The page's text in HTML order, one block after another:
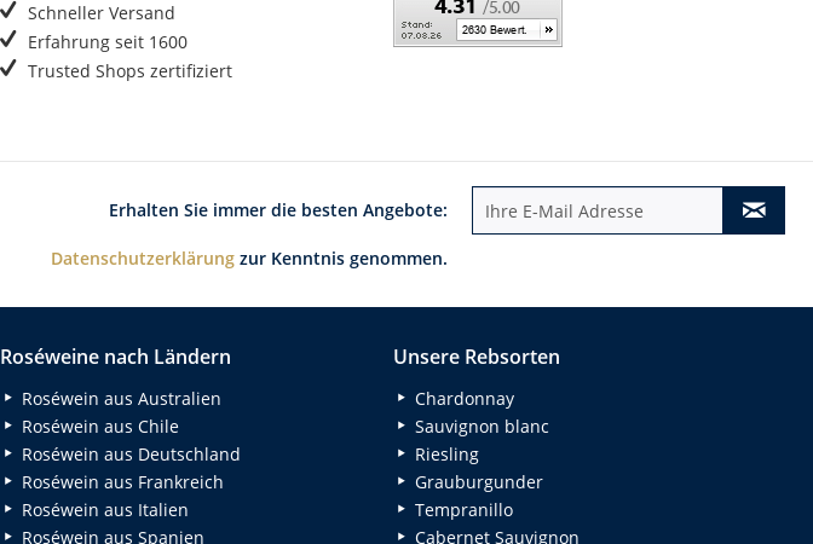
Schneller Versand
Erfahrung seit 1600
Trusted Shops zertifiziert
Erhalten Sie immer die besten Angebote:
Datenschutzerklärung zur Kenntnis genommen.
Roséweine nach Ländern
Roséwein aus Australien
Roséwein aus Chile
Roséwein aus Deutschland
Roséwein aus Frankreich
Roséwein aus Italien
Roséwein aus Spanien
Unsere Rebsorten
Chardonnay
Sauvignon blanc
Riesling
Grauburgunder
Tempranillo
Cabernet Sauvignon